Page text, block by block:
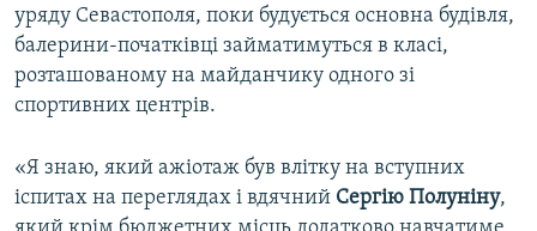
Усі сайти RFE/RL
уряду Севастополя, поки будується основна будівля,
балерини-початківці займатимуться в класі,
розташованому на майданчику одного зі
спортивних центрів.
«Я знаю, який ажіотаж був влітку на вступних
іспитах на переглядах і вдячний Сергію Полуніну,